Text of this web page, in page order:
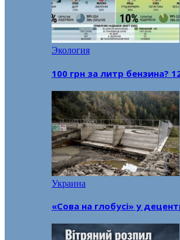
Экология
100 грн за литр бензина?
Украина
«Сова на глобусі» у